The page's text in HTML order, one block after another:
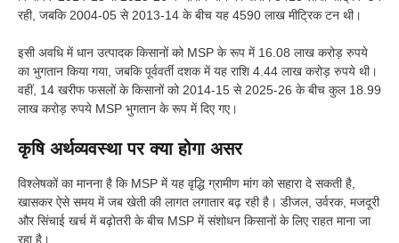
रही, जबकि 2004-05 से 2013-14 के बीच यह 4590 लाख मीट्रिक टन थी।
इसी अवधि में धान उत्पादक किसानों को MSP के रूप में 16.08 लाख करोड़ रुपये
का भुगतान किया गया, जबकि पूर्ववर्ती दशक में यह राशि 4.44 लाख करोड़ रुपये थी।
वहीं, 14 खरीफ फसलों के किसानों को 2014-15 से 2025-26 के बीच कुल 18.99
लाख करोड़ रुपये MSP भुगतान के रूप में दिए गए।
कृषि अर्थव्यवस्था पर क्या होगा असर
विश्लेषकों का मानना है कि MSP में यह वृद्धि ग्रामीण मांग को सहारा दे सकती है,
खासकर ऐसे समय में जब खेती की लागत लगातार बढ़ रही है। डीजल, उर्वरक, मजदूरी
और सिंचाई खर्च में बढ़ोतरी के बीच MSP में संशोधन किसानों के लिए राहत माना जा
रहा है।